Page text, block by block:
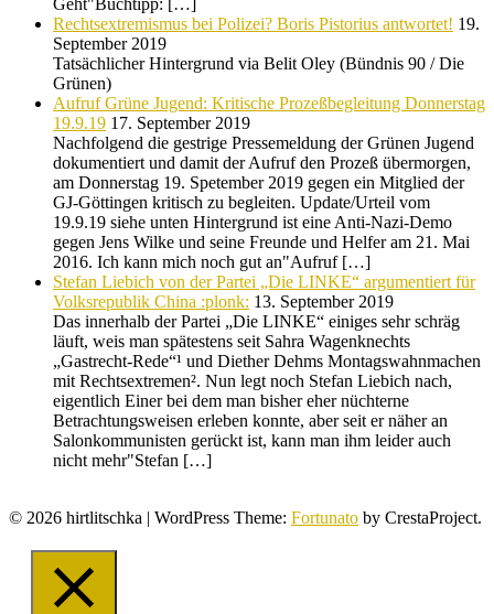
Geht"Buchtipp: […]
Rechtsextremismus bei Polizei? Boris Pistorius antwortet! 19.
September 2019
Tatsächlicher Hintergrund via Belit Oley (Bündnis 90 / Die
Grünen)
Aufruf Grüne Jugend: Kritische Prozeßbegleitung Donnerstag
19.9.19 17. September 2019
Nachfolgend die gestrige Pressemeldung der Grünen Jugend
dokumentiert und damit der Aufruf den Prozeß übermorgen,
am Donnerstag 19. Spetember 2019 gegen ein Mitglied der
GJ-Göttingen kritisch zu begleiten. Update/Urteil vom
19.9.19 siehe unten Hintergrund ist eine Anti-Nazi-Demo
gegen Jens Wilke und seine Freunde und Helfer am 21. Mai
2016. Ich kann mich noch gut an"Aufruf […]
Stefan Liebich von der Partei „Die LINKE“ argumentiert für
Volksrepublik China :plonk: 13. September 2019
Das innerhalb der Partei „Die LINKE“ einiges sehr schräg
läuft, weis man spätestens seit Sahra Wagenknechts
„Gastrecht-Rede“¹ und Diether Dehms Montagswahnmachen
mit Rechtsextremen². Nun legt noch Stefan Liebich nach,
eigentlich Einer bei dem man bisher eher nüchterne
Betrachtungsweisen erleben konnte, aber seit er näher an
Salonkommunisten gerückt ist, kann man ihm leider auch
nicht mehr"Stefan […]
© 2026 hirtlitschka | WordPress Theme: Fortunato by CrestaProject.